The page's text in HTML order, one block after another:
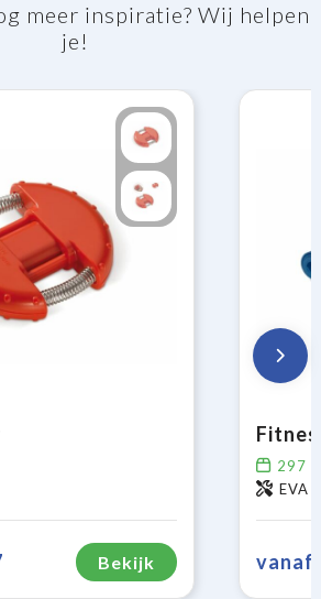
meer inspiratie? Wij helpen
je!
Bekijk
297
EVA
vanaf